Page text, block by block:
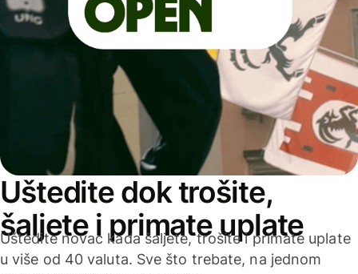
Uštedite dok trošite,
šaljete i primate uplate
Uštedite novac kada šaljete, trošite i primate uplate
u više od 40 valuta. Sve što trebate, na jednom